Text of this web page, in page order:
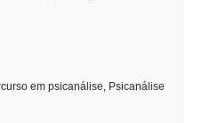
em psicanálise, Psicanálise